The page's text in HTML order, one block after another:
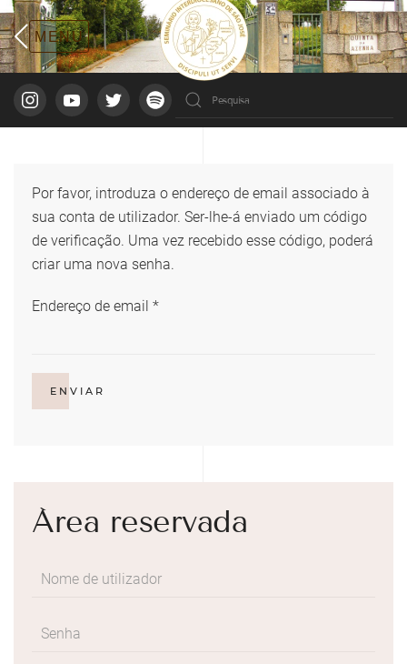
Por favor, introduza o endereço de email associado à
sua conta de utilizador. Ser-lhe-á enviado um código
de verificação. Uma vez recebido esse código, poderá
criar uma nova senha.
Endereço de email *
ENVIAR
Área reservada